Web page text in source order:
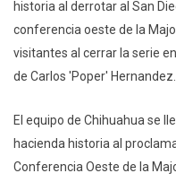
historia al derrotar al San
conferencia oeste de la
visitantes al cerrar la serie
de Carlos 'Poper' Hernandez.
El equipo de Chihuahua se
hacienda historia al
Conferencia Oeste de la